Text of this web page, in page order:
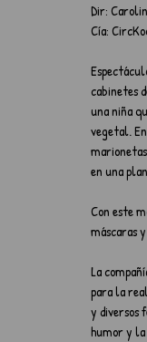
Dir:
Cía:
cabinetes
una niña
vegetal.
en una
Con este
máscaras
La
para la
y diversos
humor y la